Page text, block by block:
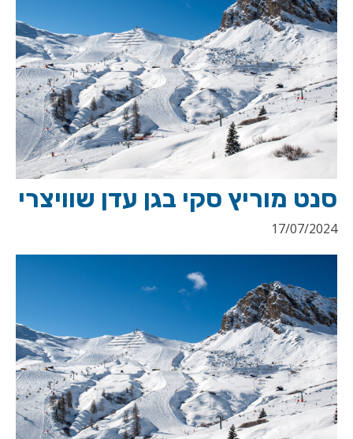
סנט מוריץ סקי בגן עדן שוויצרי
17/07/2024